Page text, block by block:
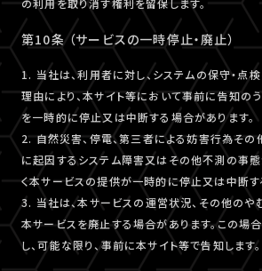
の利用を取り消す権利を留保します。
第10条 （サービスの一時停止・廃止）
1. 当社は、利用者に対し、システムの保守・点
理由により、本サイト等において事前に告知の
を一時的に停止又は中断する場合があります。
2. 自然災害、停電、第三者による妨害行為その
に起因するシステム障害又はその他不測の事態
く本サービスの提供が一時的に停止又は中断す
3. 当社は、本サービスの運営状況、その他のや
本サービスを廃止する場合があります。この場
し、可能な限り、事前に本サイト等で告知します。